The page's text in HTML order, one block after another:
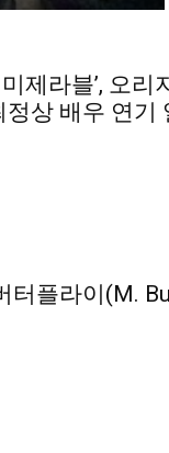
기자단 참여 저널리즘
기자단 참여 저널리즘
제라블’, 오
상 배우 연기
터플라이(M.